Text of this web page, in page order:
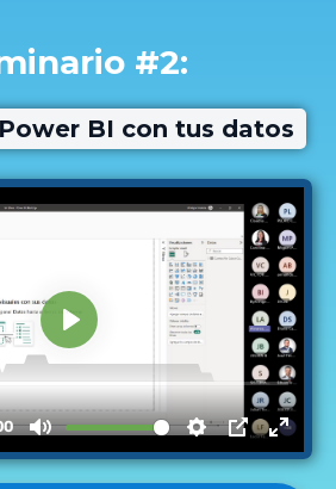
#2:
BI con tus datos